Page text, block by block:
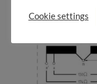
Cookie settings